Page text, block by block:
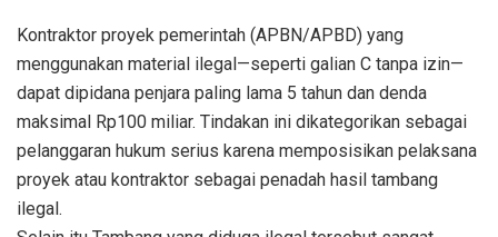
Kontraktor proyek pemerintah (APBN/APBD) yang
menggunakan material ilegal—seperti galian C tanpa izin—
dapat dipidana penjara paling lama 5 tahun dan denda
maksimal Rp100 miliar. Tindakan ini dikategorikan sebagai
pelanggaran hukum serius karena memposisikan pelaksana
proyek atau kontraktor sebagai penadah hasil tambang
ilegal.